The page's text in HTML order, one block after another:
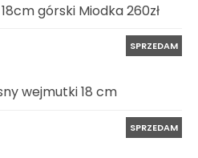
górski Miodka 260zł
SPRZEDAM
wejmutki 18 cm
SPRZEDAM